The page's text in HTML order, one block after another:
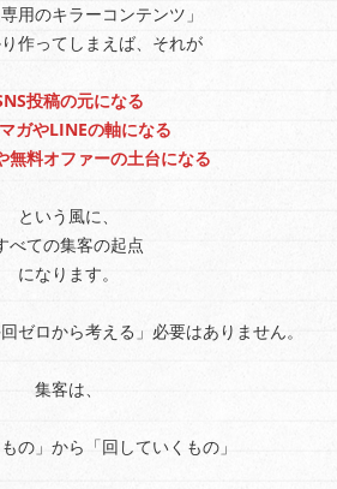
専用のキラーコンテンツ」
作ってしまえば、それが
投稿の元になる
ガやLINEの軸になる
無料オファーの土台になる
という風に、
べての集客の起点
になります。
ゼロから考える」必要はありません。
集客は、
の」から「回していくもの」